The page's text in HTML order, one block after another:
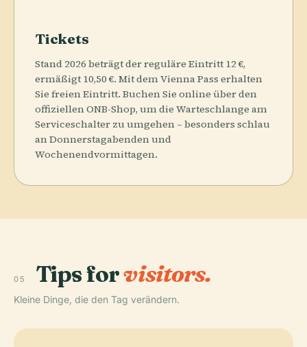
Tickets
Stand 2026 beträgt der reguläre Eintritt 12 €,
ermäßigt 10,50 €. Mit dem Vienna Pass erhalten
Sie freien Eintritt. Buchen Sie online über den
offiziellen ONB-Shop, um die Warteschlange am
Serviceschalter zu umgehen – besonders schlau
an Donnerstagabenden und
Wochenendvormittagen.
05 Tips forvisitors.
Kleine Dinge, die den Tag verändern.